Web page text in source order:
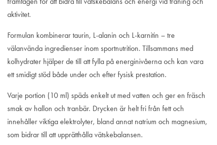
aktivitet.
Formulan kombinerar taurin, L-alanin och L-karnitin – tre
välanvända ingredienser inom sportnutrition. Tillsammans med
kolhydrater hjälper de till att fylla på energinivåerna och kan vara
ett smidigt stöd både under och efter fysisk prestation.
Varje portion (10 ml) späds enkelt ut med vatten och ger en fräsch
smak av hallon och tranbär. Drycken är helt fri från fett och
innehåller viktiga elektrolyter, bland annat natrium och magnesium,
som bidrar till att upprätthålla vätskebalansen.